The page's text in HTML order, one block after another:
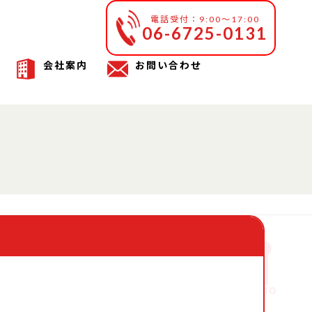
電話受付：9:00～17:00
06-6725-0131
会社案内 お問い合わせ